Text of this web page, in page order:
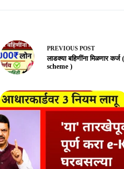
PREVIOUS POST
लाडक्या बहिणींना मिळणार
scheme )